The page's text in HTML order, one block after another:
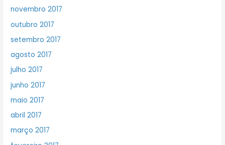
novembro 2017
outubro 2017
setembro 2017
agosto 2017
julho 2017
junho 2017
maio 2017
abril 2017
março 2017